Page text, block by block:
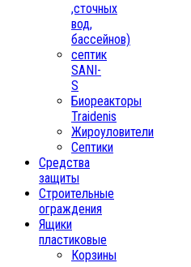
,сточных
вод,
бассейнов)
септик
SANI-
S
Биореакторы
Traidenis
Жироуловители
Септики
Средства
защиты
Строительные
ограждения
Ящики
пластиковые
Корзины